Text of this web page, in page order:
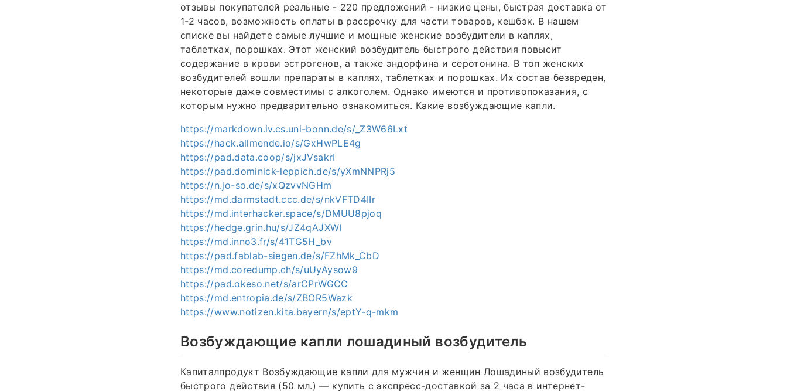
отзывы покупателей реальные - 220 предложений - низкие цены, быстрая доставка от
1-2 часов, возможность оплаты в рассрочку для части товаров, кешбэк. В нашем
списке вы найдете самые лучшие и мощные женские возбудители в каплях,
таблетках, порошках. Этот женский возбудитель быстрого действия повысит
содержание в крови эстрогенов, а также эндорфина и серотонина. В топ женских
возбудителей вошли препараты в каплях, таблетках и порошках. Их состав безвреден,
некоторые даже совместимы с алкоголем. Однако имеются и противопоказания, с
которым нужно предварительно ознакомиться. Какие возбуждающие капли.
https://markdown.iv.cs.uni-bonn.de/s/_Z3W66Lxt
https://hack.allmende.io/s/GxHwPLE4g
https://pad.data.coop/s/jxJVsakrI
https://pad.dominick-leppich.de/s/yXmNNPRj5
https://n.jo-so.de/s/xQzvvNGHm
https://md.darmstadt.ccc.de/s/nkVFTD4IIr
https://md.interhacker.space/s/DMUU8pjoq
https://hedge.grin.hu/s/JZ4qAJXWI
https://md.inno3.fr/s/41TG5H_bv
https://pad.fablab-siegen.de/s/FZhMk_CbD
https://md.coredump.ch/s/uUyAysow9
https://pad.okeso.net/s/arCPrWGCC
https://md.entropia.de/s/ZBOR5Wazk
https://www.notizen.kita.bayern/s/eptY-q-mkm
Возбуждающие капли лошадиный возбудитель
Капиталпродукт Возбуждающие капли для мужчин и женщин Лошадиный возбудитель
быстрого действия (50 мл.) — купить c экспресс-доставкой за 2 часа в интернет-